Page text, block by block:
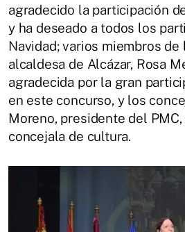
agradecido la participación
y ha deseado a todos los
Navidad; varios miembros de
alcaldesa de Alcázar, Rosa
agradecida por la gran
en este concurso, y los
Moreno, presidente del
concejala de cultura.